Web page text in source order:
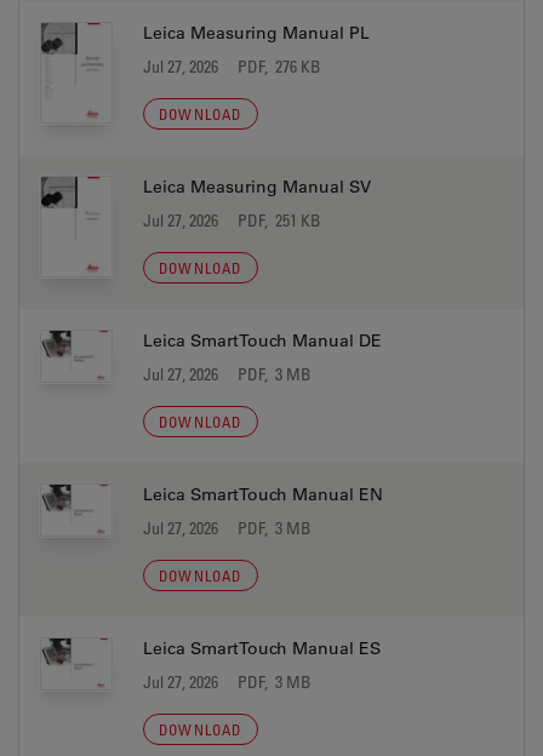
Leica Measuring Manual PL
Jul 27, 2026 PDF, 276 KB
DOWNLOAD
Leica Measuring Manual SV
Jul 27, 2026 PDF, 251 KB
DOWNLOAD
Leica SmartTouch Manual DE
Jul 27, 2026 PDF, 3 MB
DOWNLOAD
Leica SmartTouch Manual EN
Jul 27, 2026 PDF, 3 MB
DOWNLOAD
Leica SmartTouch Manual ES
Jul 27, 2026 PDF, 3 MB
DOWNLOAD